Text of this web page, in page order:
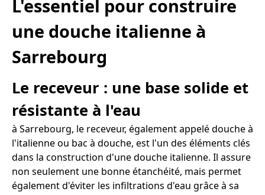
L'essentiel pour construire
une douche italienne à
Sarrebourg
Le receveur : une base solide et
résistante à l'eau
à Sarrebourg, le receveur, également appelé douche à
l'italienne ou bac à douche, est l'un des éléments clés
dans la construction d'une douche italienne. Il assure
non seulement une bonne étanchéité, mais permet
également d'éviter les infiltrations d'eau grâce à sa